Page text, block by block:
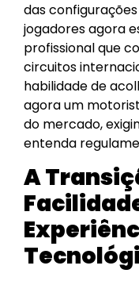
das
jogadores agora
profissional que
circuitos
habilidade de
agora um
do mercado,
entenda
A